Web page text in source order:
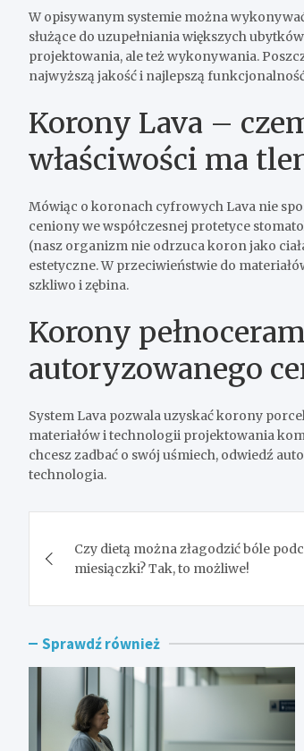
W opisywanym systemie można
służące do uzupełniania większych
projektowania, ale też wykonywania.
najwyższą jakość i najlepszą
Korony Lava –
właściwości ma
Mówiąc o koronach cyfrowych Lava nie
ceniony we współczesnej protetyce
(nasz organizm nie odrzuca koron jako
estetyczne. W przeciwieństwie do
szkliwo i zębina.
Korony
autoryzowanego
System Lava pozwala uzyskaćkorony
materiałów i technologii projektowania
chcesz zadbać o swój uśmiech, odwiedź
technologia.
wpisu
Czy dietą można złagodzić bóle
miesiączki? Tak, to możliwe!
Sprawdź również